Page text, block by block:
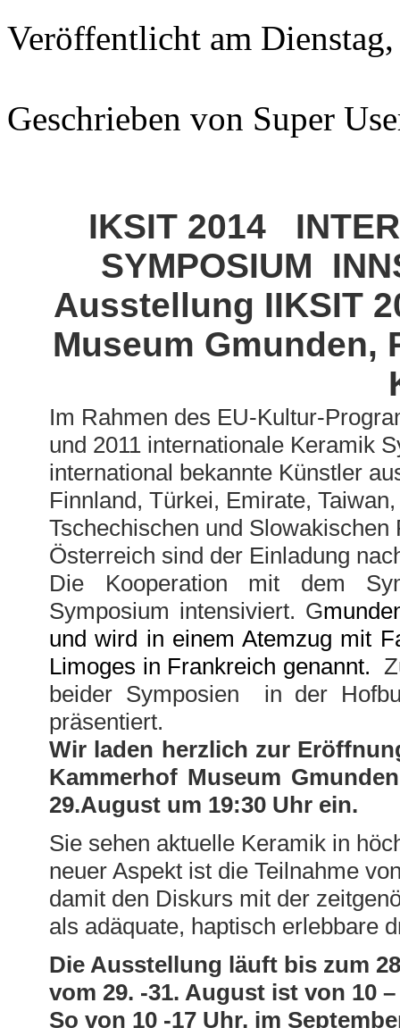
Veröffentlicht am
Geschrieben von Super
IKSIT 2014
SYMPOSIUM
Ausstellung IIKSIT
Museum Gmunden,
Im Rahmen des EU-Kultur-
und 2011 internationale Keramik
international bekannte Künstler
Finnland, Türkei, Emirate,
Tschechischen und
Österreich sind der Einladung
Die Kooperation mit dem
Symposium intensiviert. G
und wird in einem Atemzug mit
Limoges in Frankreich genannt.
beider Symposien in der
präsentiert.
Wir laden herzlich zur
Kammerhof Museum
29.August um 19:30 Uhr ein.
Sie sehen aktuelle Keramik in
neuer Aspekt ist die Teilnahme
damit den Diskurs mit der
als adäquate, haptisch erlebbare
Die Ausstellung läuft bis zum
vom 29. -31. August ist von 10
So von 10 -17 Uhr, im